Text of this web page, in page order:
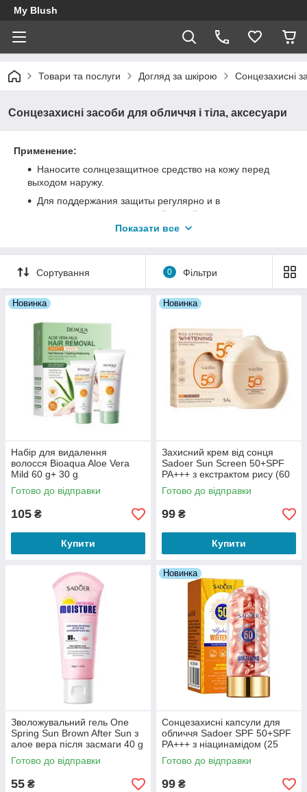
My Blush
Товари та послуги Догляд за шкірою Сонцезахисні
Сонцезахисні засоби для обличчя і тіла, аксесуари
Применение:
Наносите солнцезащитное средство на кожу перед
выходом наружу.
Для поддержания защиты регулярно и в
достаточном количестве возобновляйте нанесение
средства, особенно после плавания, интенсивного
Используйте средство в больших количествах перед
выходом на солнце.
Регулярно повторяйте нанесение.
При попадании продукта в глаза немедленно
тщательно промойте водой.
Показати все
Сортування 0 Фільтри
Новинка
Набір для видалення
волосся Bioaqua Aloe Vera
Mild 60 g+ 30 g
Готово до відправки
105 ₴
Купити
Новинка
Захисний крем від сонця
Sadoer Sun Screen 50+SPF
PA+++ з екстрактом рису (60
g)
Готово до відправки
99 ₴
Купити
Зволожувальний гель One
Spring Sun Brown After Sun з
алое вера після засмаги 40 g
Готово до відправки
55 ₴
Новинка
Сонцезахисні капсули для
обличчя Sadoer SPF 50+SPF
PA+++ з ніацинамідом (25
штук)
Готово до відправки
99 ₴